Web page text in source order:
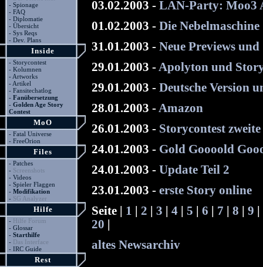
- Spionage
- FAQ
- Diplomatie
- Übersicht
- Sys Reqs
- Dev. Plans
Inside
- Storycontest
- Kolumnen
- Artworks
- Artikel
- Fansitechatlog
- Fanübersetzung
- Golden Age Story
Contest
MoO
- Fatal Universe
- FreeOrion
Files
- Patches
- Screenshots
- Videos
- Spieler Flaggen
- Modifikation
- SG Analyzer
Hilfe
- Hilfe Forum
- Glossar
- Starthilfe
- Das Interface
- IRC Guide
Rest
03.02.2003 - LAN-Party: Moo3
01.02.2003 - Die Nebelmaschine
31.01.2003 - Neue Previews
29.01.2003 - Apolyton und
29.01.2003 - Deutsche Version
28.01.2003 - Amazon
26.01.2003 - Storycontest
24.01.2003 - Gold Goooold
24.01.2003 - Update Teil 2
23.01.2003 - erste Story online
Seite | 1 2 3 4 5 6 7 8 9
20
altes Newsarchiv